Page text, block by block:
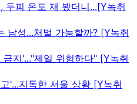
두피 온도 재 봤더니...[Y녹취
남성...처벌 가능할까? [Y녹취
지'..."제일 위험하다" [Y녹취
'...지독한 서울 상황 [Y녹취